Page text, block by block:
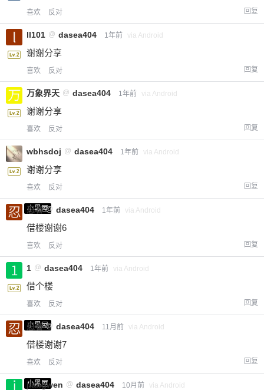
喜欢 反对 回复
ll101 @ dasea404 1年前 via Android
谢谢分享
喜欢 反对 回复
万象界天 @ dasea404 1年前 via Android
谢谢分享
喜欢 反对 回复
wbhsdoj @ dasea404 1年前 via Android
谢谢分享
喜欢 反对 回复
小黑屋
忍者 @ dasea404 1年前 via Android
借楼谢谢6
喜欢 反对 回复
1 @ dasea404 1年前 via Android
借个楼
喜欢 反对 回复
小黑屋
忍者 @ dasea404 11月前 via Android
借楼谢谢7
喜欢 反对 回复
小黑屋
jiangwen @ dasea404 10月前 via Android